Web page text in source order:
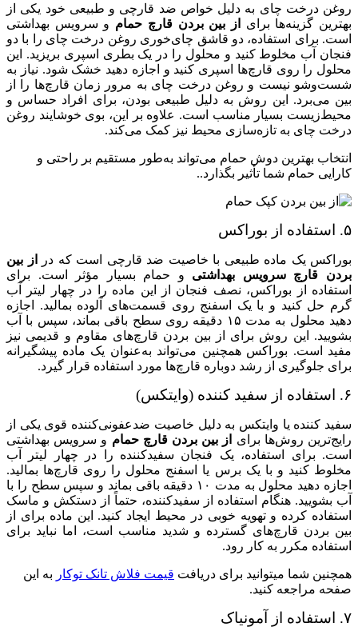
روغن درخت چای به دلیل خواص ضد قارچی و طبیعی خود یکی از
بهترین گزینه‌ها برای
از بین بردن قارچ حمام و سرویس بهداشتی
است. برای استفاده، دو قاشق چای‌خوری روغن درخت چای را با دو
فنجان آب مخلوط کنید و محلول را در یک بطری اسپری بریزید. این
محلول را روی قارچ‌ها اسپری کنید و اجازه دهید خشک شود. نیاز به
شست‌وشو نیست و روغن درخت چای به مرور زمان قارچ‌ها را از
بین می‌برد. این روش به دلیل طبیعی بودن، برای افراد حساس و
محیط‌زیست بسیار مناسب است. علاوه بر این، بوی خوشایند روغن
درخت چای به تازه‌سازی محیط نیز کمک می‌کند.
انتخاب بهترین دوش حمام می‌تواند به‌طور مستقیم بر راحتی و
کارایی حمام شما تأثیر بگذارد..
۵. استفاده از بوراکس
بوراکس یک ماده طبیعی با خاصیت ضد قارچی است که در
از بین
بردن قارچ سرویس بهداشتی و حمام بسیار مؤثر است. برای
استفاده از بوراکس، نصف فنجان از این ماده را در چهار لیتر آب
گرم حل کنید و با یک اسفنج روی قسمت‌های آلوده بمالید. اجازه
دهید محلول به مدت ۱۵ دقیقه روی سطح باقی بماند، سپس با آب
بشویید. این روش برای از بین بردن قارچ‌های مقاوم و قدیمی نیز
مفید است. بوراکس همچنین می‌تواند به‌عنوان یک ماده پیشگیرانه
برای جلوگیری از رشد دوباره قارچ‌ها مورد استفاده قرار گیرد.
۶. استفاده از سفید کننده (وایتکس)
سفید کننده یا وایتکس به دلیل خاصیت ضدعفونی‌کننده قوی یکی از
رایج‌ترین روش‌ها برای از بین بردن قارچ حمام و سرویس بهداشتی
است. برای استفاده، یک فنجان سفیدکننده را در چهار لیتر آب
مخلوط کنید و با یک برس یا اسفنج محلول را روی قارچ‌ها بمالید.
اجازه دهید محلول به مدت ۱۰ دقیقه باقی بماند و سپس سطح را با
آب بشویید. هنگام استفاده از سفیدکننده، حتماً از دستکش و ماسک
استفاده کرده و تهویه خوبی در محیط ایجاد کنید. این ماده برای از
بین بردن قارچ‌های گسترده و شدید مناسب است، اما نباید برای
استفاده مکرر به کار رود.
همچنین شما میتوانید برای دریافت قیمت فلاش تانک توکار به این
صفحه مراجعه کنید.
۷. استفاده از آمونیاک